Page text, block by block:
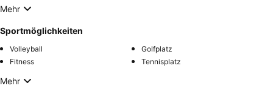
Mehr
Sportmöglichkeiten
Volleyball
Golfplatz
Fitness
Tennisplatz
Mehr